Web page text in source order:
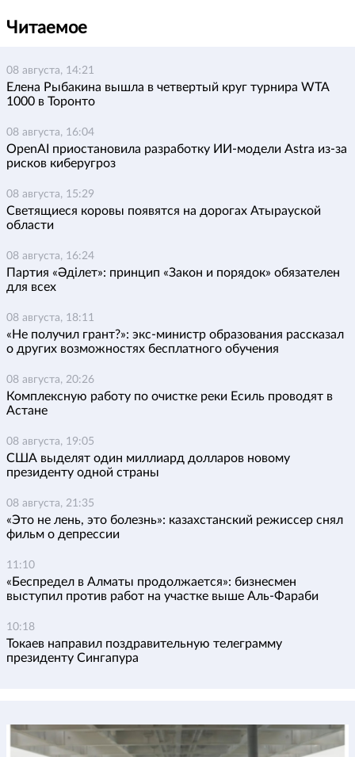
Читаемое
08 августа, 14:21
Елена Рыбакина вышла в четвертый круг турнира WTA
1000 в Торонто
08 августа, 16:04
OpenAI приостановила разработку ИИ-модели Astra из-за
рисков киберугроз
08 августа, 15:29
Светящиеся коровы появятся на дорогах Атырауской
области
08 августа, 16:24
Партия «Әділет»: принцип «Закон и порядок» обязателен
для всех
08 августа, 18:11
«Не получил грант?»: экс-министр образования рассказал
о других возможностях бесплатного обучения
08 августа, 20:26
Комплексную работу по очистке реки Есиль проводят в
Астане
08 августа, 19:05
США выделят один миллиард долларов новому
президенту одной страны
08 августа, 21:35
«Это не лень, это болезнь»: казахстанский режиссер снял
фильм о депрессии
11:10
«Беспредел в Алматы продолжается»: бизнесмен
выступил против работ на участке выше Аль-Фараби
10:18
Токаев направил поздравительную телеграмму
президенту Сингапура